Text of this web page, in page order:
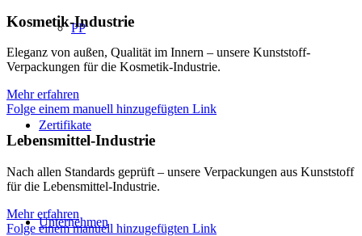
PP
Zertifikate
Unternehmen
Kosmetik-Industrie
Eleganz von außen, Qualität im Innern – unsere Kunststoff-
Verpackungen für die Kosmetik-Industrie.
Mehr erfahren
Folge einem manuell hinzugefügten Link
Lebensmittel-Industrie
Nach allen Standards geprüft – unsere Verpackungen aus Kunststoff
für die Lebensmittel-Industrie.
Mehr erfahren
Folge einem manuell hinzugefügten Link